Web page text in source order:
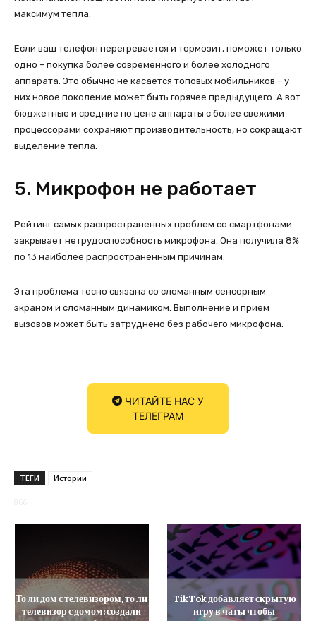
максимум тепла.
Если ваш телефон перегревается и тормозит, поможет только
одно – покупка более современного и более холодного
аппарата. Это обычно не касается топовых мобильников – у
них новое поколение может быть горячее предыдущего. А вот
бюджетные и средние по цене аппараты с более свежими
процессорами сохраняют производительность, но сокращают
выделение тепла.
5. Микрофон не работает
Рейтинг самых распространенных проблем со смартфонами
закрывает нетрудоспособность микрофона. Она получила 8%
по 13 наиболее распространенным причинам.
Эта проблема тесно связана со сломанным сенсорным
экраном и сломанным динамиком. Выполнение и прием
вызовов может быть затруднено без рабочего микрофона.
ЧИТАЙТЕ НАС У
ТЕЛЕГРАМ
ТЕГИ Истории
То ли дом с телевизором, то ли
телевизор с домом: создали
TikTok добавляет скрытую
игру в чаты чтобы